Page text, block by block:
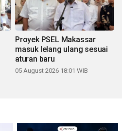
Proyek PSEL Makassar
masuk lelang ulang sesuai
aturan baru
05 August 2026 18:01 WIB